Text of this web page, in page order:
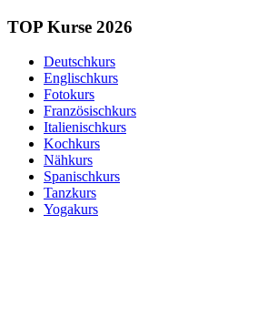
TOP Kurse 2026
Deutschkurs
Englischkurs
Fotokurs
Französischkurs
Italienischkurs
Kochkurs
Nähkurs
Spanischkurs
Tanzkurs
Yogakurs